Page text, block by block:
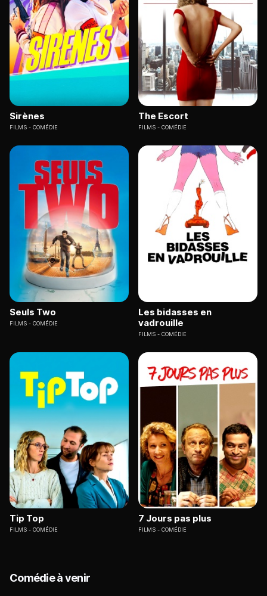
Sirènes
FILMS COMÉDIE
The Escort
FILMS COMÉDIE
Seuls Two
FILMS COMÉDIE
Les bidasses en
vadrouille
FILMS COMÉDIE
Tip Top
FILMS COMÉDIE
7 Jours pas plus
FILMS COMÉDIE
Comédie à venir